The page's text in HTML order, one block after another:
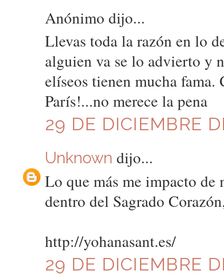
Anónimo dijo...
Llevas toda la razón en lo
alguien va se lo advierto y
elíseos tienen mucha fama.
París!...no merece la pena
29 DE DICIEMBRE
Unknown dijo...
Lo que más me impacto de
dentro del Sagrado
http://yohanasant.es/
29 DE DICIEMBRE